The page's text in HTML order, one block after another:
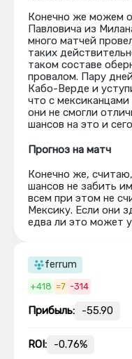
Конечно же можем
Павловича из
много матчей
таких
таком составе
провалом. Пару
Кабо-Верде и
что с
они не смогли
шансов на это и
Прогноз на матч
Конечно же,
шансов не забить
всем при этом не
Мексику. Если они
едва ли это может
ferrum
+418 =7 -314
Прибыль: -55.90
ROI: -0.76%